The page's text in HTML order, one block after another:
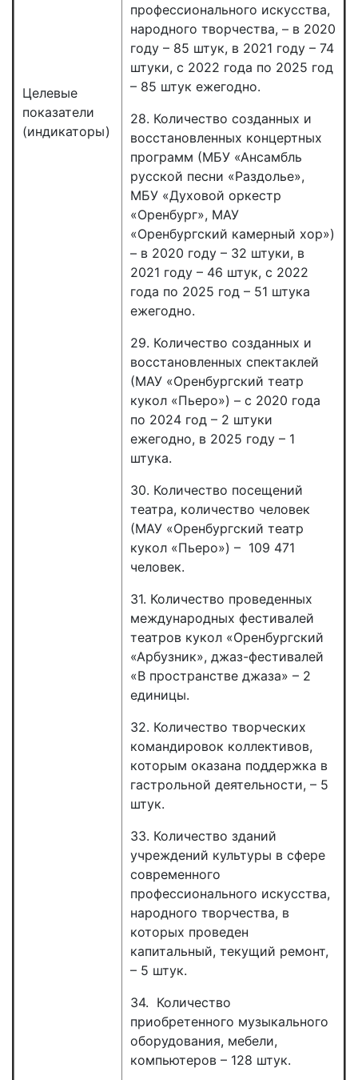
Целевые
показатели
(индикаторы)
профессионального искусства,
народного творчества, – в 2020
году – 85 штук, в 2021 году – 74
штуки, с 2022 года по 2025 год
– 85 штук ежегодно.
28. Количество созданных и
восстановленных концертных
программ (МБУ «Ансамбль
русской песни «Раздолье»,
МБУ «Духовой оркестр
«Оренбург», МАУ
«Оренбургский камерный хор»)
– в 2020 году – 32 штуки, в
2021 году – 46 штук, с 2022
года по 2025 год – 51 штука
ежегодно.
29. Количество созданных и
восстановленных спектаклей
(МАУ «Оренбургский театр
кукол «Пьеро») – с 2020 года
по 2024 год – 2 штуки
ежегодно, в 2025 году – 1
штука.
30. Количество посещений
театра, количество человек
(МАУ «Оренбургский театр
кукол «Пьеро») – 109 471
человек.
31. Количество проведенных
международных фестивалей
театров кукол «Оренбургский
«Арбузник», джаз-фестивалей
«В пространстве джаза» – 2
единицы.
32. Количество творческих
командировок коллективов,
которым оказана поддержка в
гастрольной деятельности, – 5
штук.
33. Количество зданий
учреждений культуры в сфере
современного
профессионального искусства,
народного творчества, в
которых проведен
капитальный, текущий ремонт,
– 5 штук.
34. Количество
приобретенного музыкального
оборудования, мебели,
компьютеров – 128 штук.